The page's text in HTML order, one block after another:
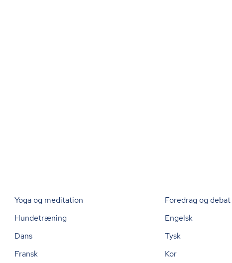
Yoga og meditation Foredrag og debat
Hundetræning Engelsk
Dans Tysk
Fransk Kor